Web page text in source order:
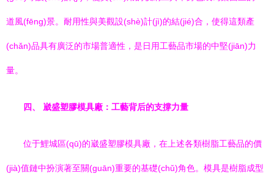
道風(fēng)景。耐用性與美觀設(shè)計(jì)的結(jié)合，使得這類產
(chǎn)品具有廣泛的市場普適性，是日用工藝品市場的中堅(jiān)力
量。
四、 崴盛塑膠模具廠：工藝背后的支撐力量
位于鯉城區(qū)的崴盛塑膠模具廠，在上述各類樹脂工藝品的價
(jià)值鏈中扮演著至關(guān)重要的基礎(chǔ)角色。模具是樹脂成型